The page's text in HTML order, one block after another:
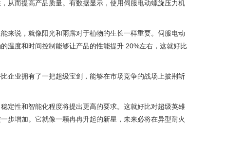
从而提高产品质量。有数据显示，使用伺服电动螺旋压力机
来说，就像阳光和雨露对于植物的生长一样重要。伺服电动
温度和时间控制能够让产品的性能提升 20%左右，这就好比
企业拥有了一把超级宝剑，能够在市场竞争的战场上披荆斩
定性和智能化程度将提出更高的要求。这就好比对超级英雄
步增加。它就像一颗冉冉升起的新星，未来必将在异型耐火